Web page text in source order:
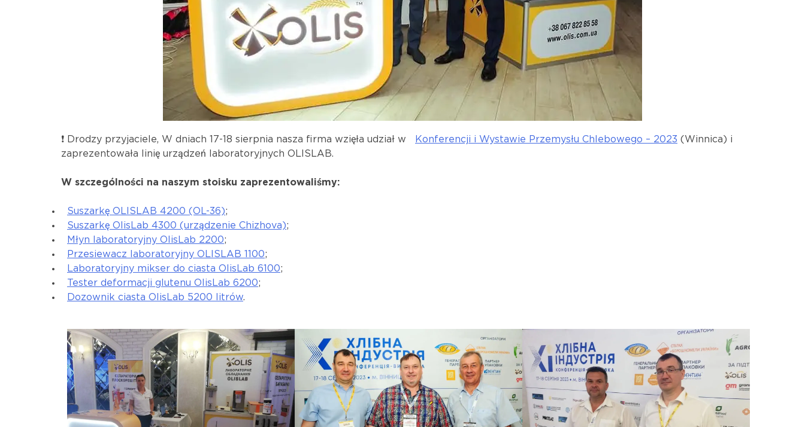
❗️ Drodzy przyjaciele, W dniach 17-18 sierpnia nasza firma wzięła udział w Konferencji i Wystawie Przemysłu Chlebowego – 2023 (Winnica) i
zaprezentowała linię urządzeń laboratoryjnych OLISLAB.
W szczególności na naszym stoisku zaprezentowaliśmy:
Suszarkę OLISLAB 4200 (OL-36);
Suszarkę OlisLab 4300 (urządzenie Chizhova);
Młyn laboratoryjny OlisLab 2200;
Przesiewacz laboratoryjny OLISLAB 1100;
Laboratoryjny mikser do ciasta OlisLab 6100;
Tester deformacji glutenu OlisLab 6200;
Dozownik ciasta OlisLab 5200 litrów.